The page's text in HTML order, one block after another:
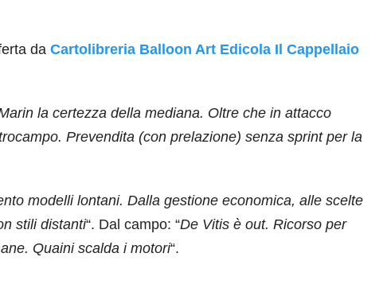
da Cartolibreria Balloon Art Edicola Il Cappellaio
la certezza della mediana. Oltre che in attacco
Prevendita (con prelazione) senza sprint per la
modelli lontani. Dalla gestione economica, alle scelte
stili distanti“. Dal campo: “De Vitis è out. Ricorso per
Quaini scalda i motori“.